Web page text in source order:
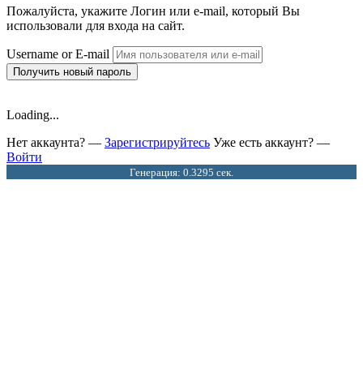
Пожалуйста, укажите Логин или e-mail, который Вы
использовали для входа на сайт.
Username or E-mail
Получить новый пароль
Loading...
Нет аккаунта? — Зарегистрируйтесь Уже есть аккаунт? —
Войти
Генерация: 0.3295 сек.